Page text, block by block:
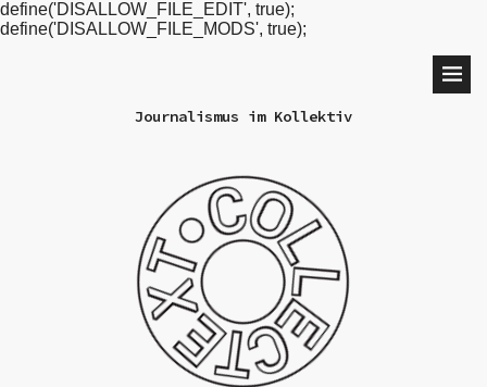
define('DISALLOW_FILE_EDIT', true);
define('DISALLOW_FILE_MODS', true);
Journalismus im Kollektiv